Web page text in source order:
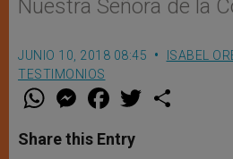
Nuestra Señora de la
JUNIO 10, 2018 08:45
ISABEL
TESTIMONIOS
W
t
s
M
e
s
e
F
a
e
b
w
Share this Entry